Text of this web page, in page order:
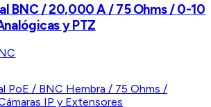
BNC / 20,000 A / 75 Ohms / 0-10
y PTZ